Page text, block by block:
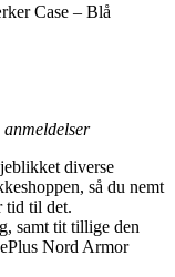
Case – Blå
anmeldelser
diverse
så du nemt
tid til det.
samt tit tillige den
Nord Armor